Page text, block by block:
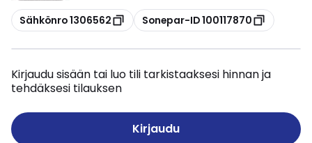
Kopioi
Sähkönro 1306562 Kopioi
Sonepar-ID 100117870
Kirjaudu sisään tai luo tili tarkistaaksesi hinnan ja
tehdäksesi tilauksen
Kirjaudu